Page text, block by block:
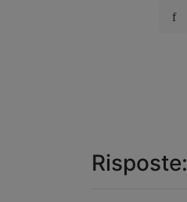
Risposte: